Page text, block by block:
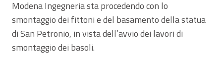
Modena Ingegneria sta procedendo con lo
smontaggio dei fittoni e del basamento della statua
di San Petronio, in vista dell’avvio dei lavori di
smontaggio dei basoli.